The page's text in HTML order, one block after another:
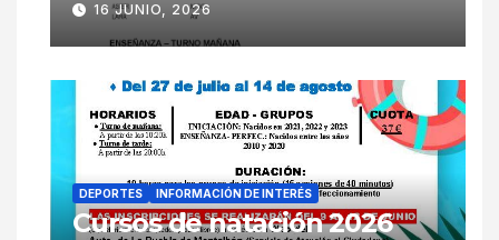
16 JUNIO, 2026
DEPORTES INFORMACIÓN DE INTERÉS
Cursos de natación 2026